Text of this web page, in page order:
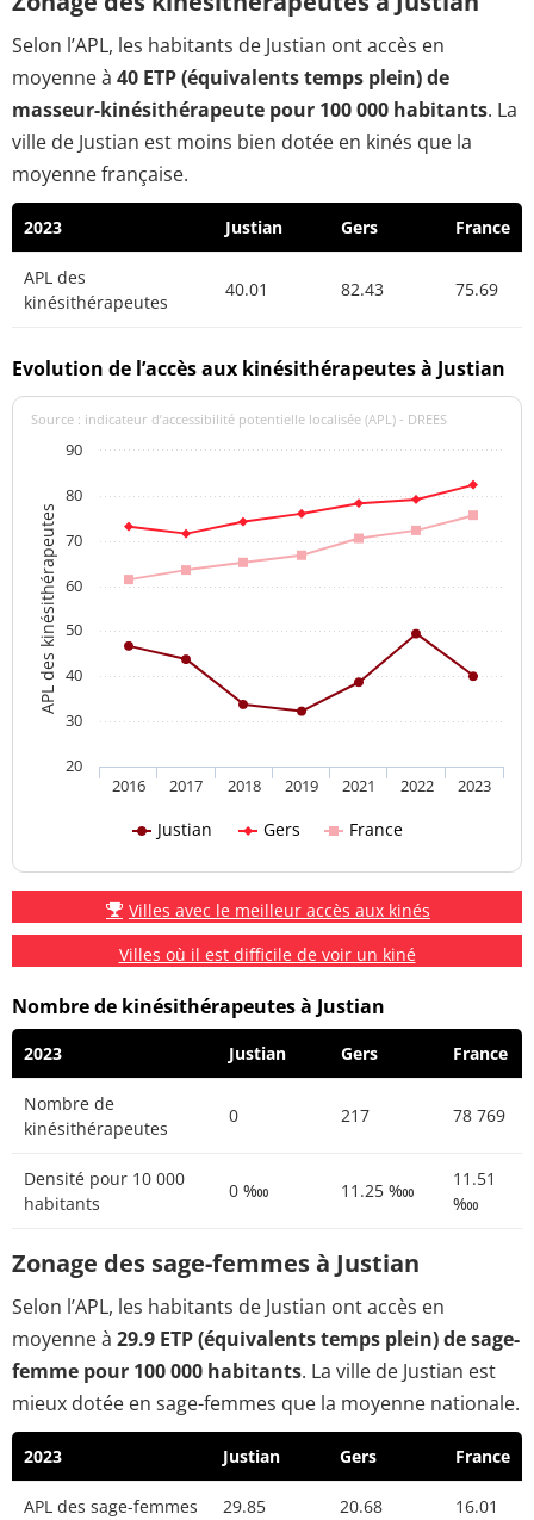
Selon l’APL, les habitants de Justian ont accès en
moyenne à 40 ETP (équivalents temps plein) de
masseur-kinésithérapeute pour 100 000 habitants. La
ville de Justian est moins bien dotée en kinés que la
moyenne française.
2023 Justian Gers France
APL des
kinésithérapeutes
40.01 82.43 75.69
Evolution de l’accès aux kinésithérapeutes à Justian
APL des kinésithérapeutes
Source : indicateur d’accessibilité potentielle localisée (APL) - DREES
Justian Gers France
2016 2017 2018 2019 2021 2022 2023
20
30
40
50
60
70
80
90
Villes avec le meilleur accès aux kinés
Villes où il est difficile de voir un kiné
Nombre de kinésithérapeutes à Justian
2023 Justian Gers France
Nombre de
kinésithérapeutes
0 217 78 769
Densité pour 10 000
habitants
0 ‱ 11.25 ‱
11.51
‱
Zonage des sage-femmes à Justian
Selon l’APL, les habitants de Justian ont accès en
moyenne à 29.9 ETP (équivalents temps plein) de sage-
femme pour 100 000 habitants. La ville de Justian est
mieux dotée en sage-femmes que la moyenne nationale.
2023 Justian Gers France
APL des sage-femmes 29.85 20.68 16.01